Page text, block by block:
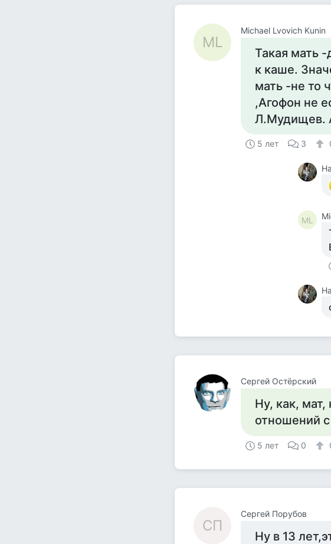
ML
Michael Lvovich Kunin
Такая мать
к каше.
мать -не то
,Агофон не
Л.Мудищев.
5 лет 3
ML
Сергей Остёрский
Ну, как,
отношений
5 лет 0
СП
Сергей Порубов
Ну в 13